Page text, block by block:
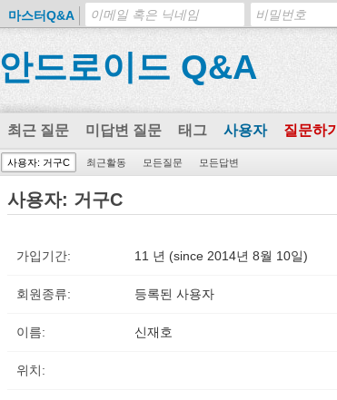
마스터Q&A
안드로이드 Q&A
최근 질문 미답변 질문 태그 사용자 질문하기
사용자: 거구C 최근활동 모든질문 모든답변
사용자: 거구C
가입기간: 11 년 (since 2014년 8월 10일)
회원종류: 등록된 사용자
이름: 신재호
위치: